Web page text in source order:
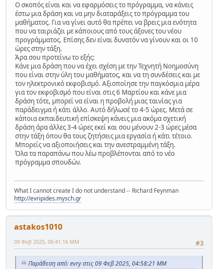
Ο σκοπός είναι και να εφαρμόσεις το πρόγραμμα, να κάνεις
έστω μια δράση και να μην διαταράξεις το πρόγραμμα του
μαθήματος. Για να γίνει αυτό θα πρέπει να βρεις μια ενότητα
που να ταιριάζει με κάποιους από τους άξονες του νέου
προγράμματος. Επίσης δεν είναι δυνατόν να γίνουν και οι 10
ώρες στην τάξη.
Άρα σου προτείνω το εξής:
Κάνε μια δράση που να έχει σχέση με την Τεχνητή Νοημοσύνη
που είναι στην ύλη του μαθήματος, και να τη συνδέσεις και με
τον ηλεκτρονικό εκφοβισμό. Αξιοποίησε την παγκόσμια μέρα
για τον εκφοβισμό που είναι στις 6 Μαρτίου και κάνε μια
δράση τότε, μπορεί να είναι η προβολή μιας ταινίας για
παράδειγμα ή κάτι άλλο. Αυτό δήλωσέ το 4-5 ώρες. Μετά σε
κάποια εκπαιδευτική επίσκεψη κάνεις μια ακόμα σχετική
δράση άρα άλλες 3-4 ώρες εκεί και σου μένουν 2-3 ώρες μέσα
στην τάξη όπου θα τους ζητήσεις μια εργασία ή κάτι τέτοιο.
Μπορείς να αξιοποιήσεις και την ανεστραμμένη τάξη.
Όλα τα παραπάνω που λέω προβλέπονται από το νέο
πρόγραμμα σπουδών.
What I cannot create I do not understand -- Richard Feynman
http://evripides.mysch.gr
astakos1010
#3
09 Φεβ 2025, 06:41:16 ΜΜ
Παράθεση από: evry στις 09 Φεβ 2025, 04:58:21 ΜΜ